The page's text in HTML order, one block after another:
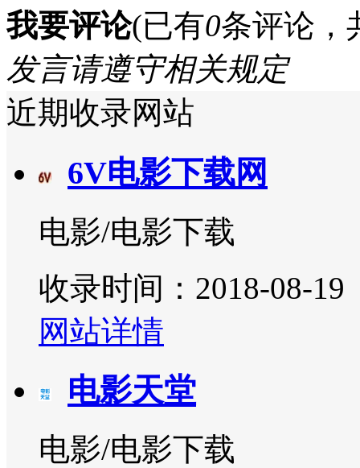
我要评论(已有0条评论，
发言请遵守相关规定
近期收录网站
6V电影下载网
电影/电影下载
收录时间：2018-08-19
网站详情
电影天堂
电影/电影下载